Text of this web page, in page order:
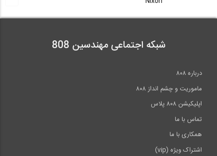
شبکه اجتماعی مهندسین 808
درباره ۸۰۸
ماموریت و چشم انداز ۸۰۸
اپلیکیشن ۸۰۸ پلاس
تماس با ما
همکاری با ما
اشتراک ویژه (vip)